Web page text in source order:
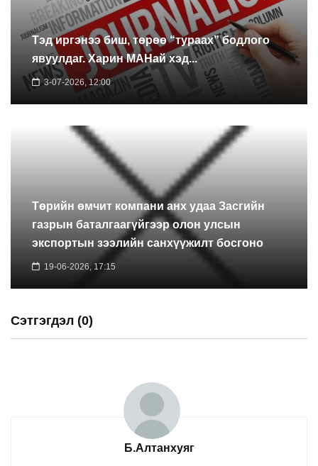
Тэд иргэнээ биш, төрөө “тураах” бодлого
явуулдаг. Харин МАНай хэд...
3-07-2026, 12:00
Төрийн өмчит компани анх удаа Засгийн
газрын баталгаагүйгээр олон улсын
экспортын зээлийн санхүүжилт босгоно
19-06-2026, 17:15
Сэтгэгдэл (0)
Б.Алтанхуяг